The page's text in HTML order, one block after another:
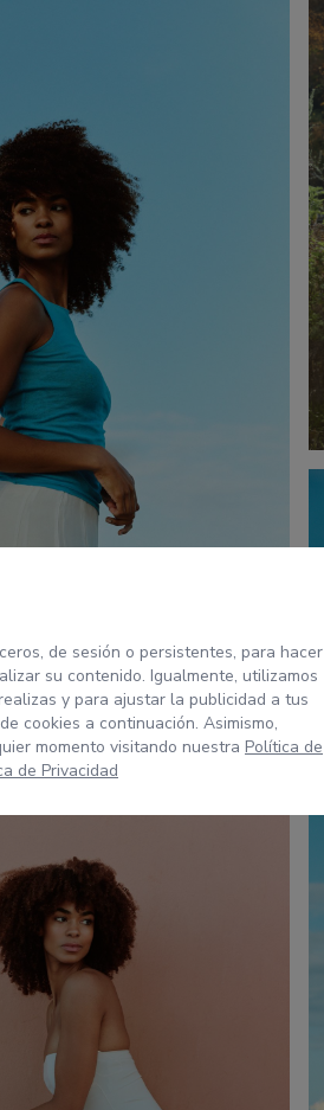
de sesión o persistentes, para hacer
su contenido. Igualmente, utilizamos
y para ajustar la publicidad a tus
cookies a continuación. Asimismo,
momento visitando nuestra Política de
de Privacidad